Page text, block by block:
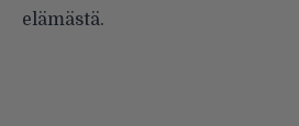
elämästä.